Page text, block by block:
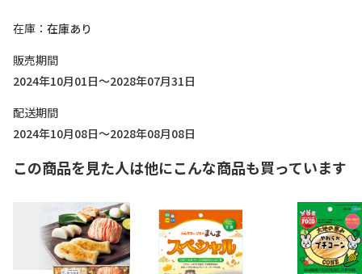
在庫
在庫あり
販売期間
2024年10月01日～2028年07月31日
配送期間
2024年10月08日～2028年08月08日
この商品を見た人は他にこんな商品も買っています